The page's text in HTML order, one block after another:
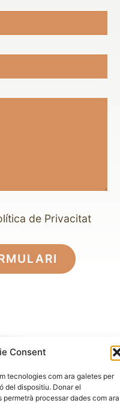
Consent
tecnologies com ara galetes per
del dispositiu. Donar el
processar dades com ara
de Privacitat